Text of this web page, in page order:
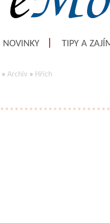
NOVINKY TIPY A
» Archiv » Hřích